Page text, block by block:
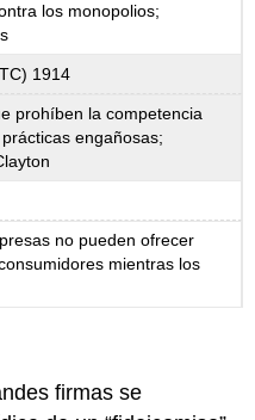
los monopolios;
1914
prohíben la competencia
engañosas;
no pueden ofrecer
mientras los
firmas se